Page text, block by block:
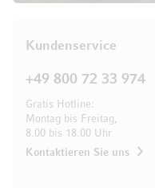
Kundenservice
+49 800 72 33 974
Gratis Hotline:
Montag bis Freitag,
8.00 bis 18.00 Uhr
Kontaktieren Sie uns